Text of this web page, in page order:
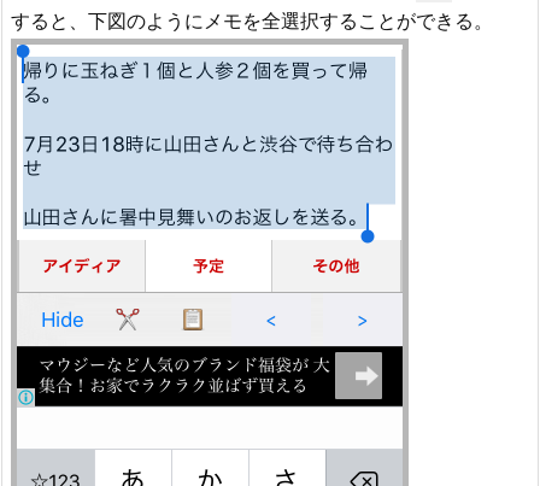
すると、下図のようにメモを全選択することができる。